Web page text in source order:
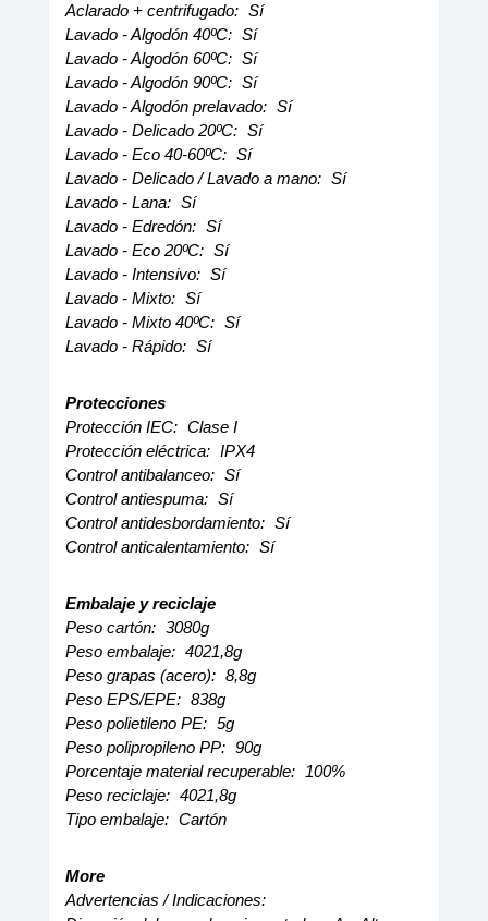
Aclarado + centrifugado: Sí
Lavado - Algodón 40ºC: Sí
Lavado - Algodón 60ºC: Sí
Lavado - Algodón 90ºC: Sí
Lavado - Algodón prelavado: Sí
Lavado - Delicado 20ºC: Sí
Lavado - Eco 40-60ºC: Sí
Lavado - Delicado / Lavado a mano: Sí
Lavado - Lana: Sí
Lavado - Edredón: Sí
Lavado - Eco 20ºC: Sí
Lavado - Intensivo: Sí
Lavado - Mixto: Sí
Lavado - Mixto 40ºC: Sí
Lavado - Rápido: Sí
Protecciones
Protección IEC: Clase I
Protección eléctrica: IPX4
Control antibalanceo: Sí
Control antiespuma: Sí
Control antidesbordamiento: Sí
Control anticalentamiento: Sí
Embalaje y reciclaje
Peso cartón: 3080g
Peso embalaje: 4021,8g
Peso grapas (acero): 8,8g
Peso EPS/EPE: 838g
Peso polietileno PE: 5g
Peso polipropileno PP: 90g
Porcentaje material recuperable: 100%
Peso reciclaje: 4021,8g
Tipo embalaje: Cartón
More
Advertencias / Indicaciones: